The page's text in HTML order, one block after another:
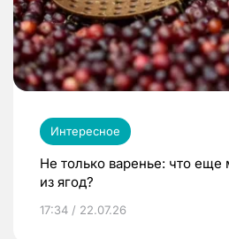
Интересное
Не только варенье: что еще
из ягод?
17:34 / 22.07.26